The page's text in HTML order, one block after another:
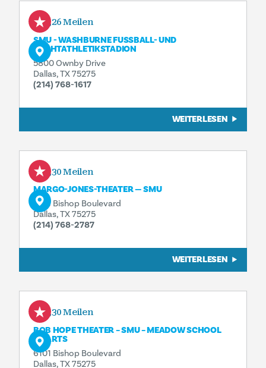
0,26 Meilen
SMU - WASHBURNE FUSSBALL- UND L
EICHTATHLETIKSTADION
5800 Ownby Drive
Dallas, TX 75275
(214) 768-1617
WEITERLESEN
0,30 Meilen
MARGO-JONES-THEATER — SMU
6101 Bishop Boulevard
Dallas, TX 75275
(214) 768-2787
WEITERLESEN
0,30 Meilen
BOB HOPE THEATER – SMU – MEADOW SCHOOL
OF ARTS
6101 Bishop Boulevard
Dallas, TX 75275